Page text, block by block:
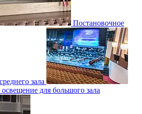
Постановочное
зала
для большого зала